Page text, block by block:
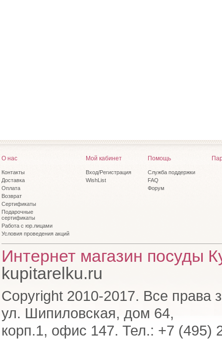
О нас
Контакты
Доставка
Оплата
Возврат
Сертификаты
Подарочные
сертификаты
Работа с юр.лицами
Условия проведения акций
Мой кабинет
Вход/Регистрация
WishList
Помощь
Служба поддержки
FAQ
Форум
Интернет магазин посуды
kupitarelku.ru
Copyright 2010-2017. Все права
ул. Шипиловская, дом 64,
корп.1, офис 147. Тел.: +7 (495)